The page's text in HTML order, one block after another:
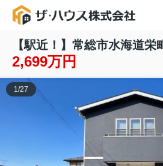
【駅近！】常総市水海道栄
2,699万円
1/27